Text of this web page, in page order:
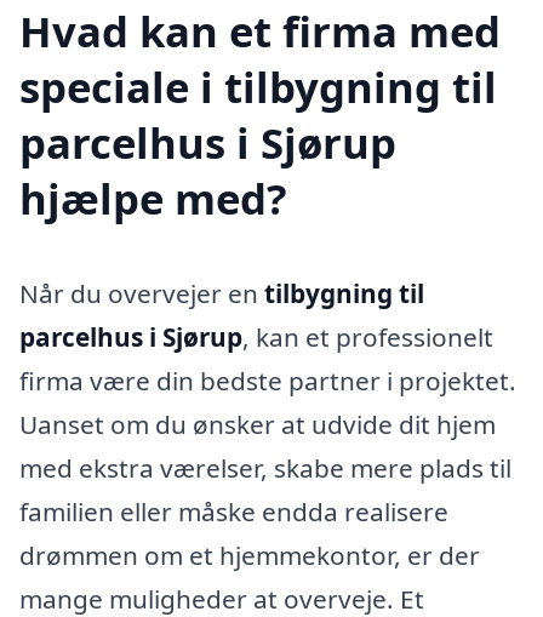
Hvad kan et firma med
speciale i tilbygning til
parcelhus i Sjørup
hjælpe med?
Når du overvejer en tilbygning til
parcelhus i Sjørup, kan et professionelt
firma være din bedste partner i projektet.
Uanset om du ønsker at udvide dit hjem
med ekstra værelser, skabe mere plads til
familien eller måske endda realisere
drømmen om et hjemmekontor, er der
mange muligheder at overveje. Et